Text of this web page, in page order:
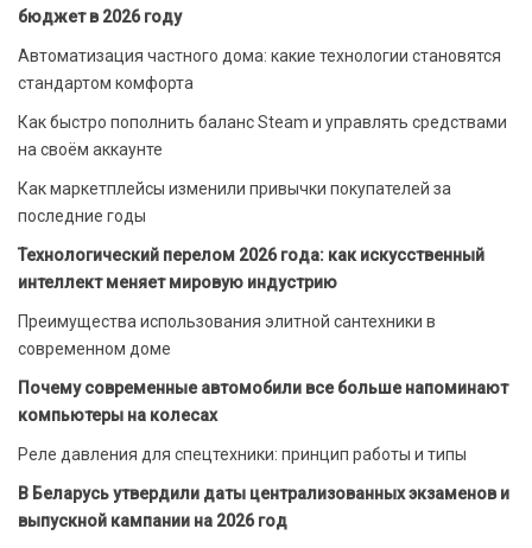
бюджет в 2026 году
Автоматизация частного дома: какие технологии становятся
стандартом комфорта
Как быстро пополнить баланс Steam и управлять средствами
на своём аккаунте
Как маркетплейсы изменили привычки покупателей за
последние годы
Технологический перелом 2026 года: как искусственный
интеллект меняет мировую индустрию
Преимущества использования элитной сантехники в
современном доме
Почему современные автомобили все больше напоминают
компьютеры на колесах
Реле давления для спецтехники: принцип работы и типы
В Беларусь утвердили даты централизованных экзаменов и
выпускной кампании на 2026 год